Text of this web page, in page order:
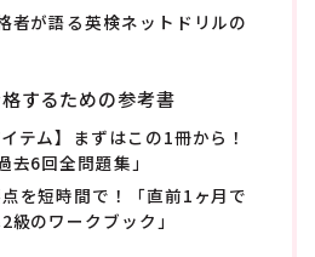
ば、お気軽にお知らせください。
せはコチラから
者が語る英検ネットドリルの
するための参考書
イテム】まずはこの1冊から！
去6回全問題集」
を短時間で！「直前1ヶ月で
級のワークブック」